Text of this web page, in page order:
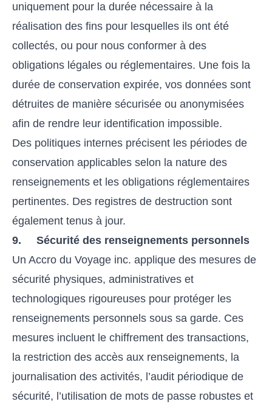
uniquement pour la durée nécessaire à la
réalisation des fins pour lesquelles ils ont été
collectés, ou pour nous conformer à des
obligations légales ou réglementaires. Une fois la
durée de conservation expirée, vos données sont
détruites de manière sécurisée ou anonymisées
afin de rendre leur identification impossible.
Des politiques internes précisent les périodes de
conservation applicables selon la nature des
renseignements et les obligations réglementaires
pertinentes. Des registres de destruction sont
également tenus à jour.
9. Sécurité des renseignements personnels
Un Accro du Voyage inc. applique des mesures de
sécurité physiques, administratives et
technologiques rigoureuses pour protéger les
renseignements personnels sous sa garde. Ces
mesures incluent le chiffrement des transactions,
la restriction des accès aux renseignements, la
journalisation des activités, l’audit périodique de
sécurité, l’utilisation de mots de passe robustes et